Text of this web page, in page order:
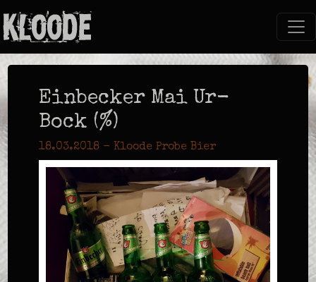
Einbecker Mai Ur-
Bock (%)
18.03.2018 - Kloode Probe Bier